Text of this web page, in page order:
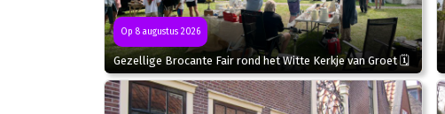
Op 8 augustus 2026
Gezellige Brocante Fair rond het Witte Kerkje van Groet 🗓